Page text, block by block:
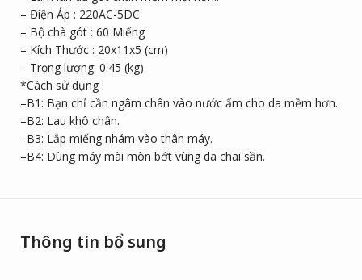
– Điện Áp : 220AC-5DC
– Bộ chà gót : 60 Miếng
– Kích Thước : 20x11x5 (cm)
– Trọng lượng: 0.45 (kg)
*Cách sử dụng :
–B1: Bạn chỉ cần ngâm chân vào nước ấm cho da mềm hơn.
–B2: Lau khô chân.
–B3: Lắp miếng nhám vào thân máy.
–B4: Dùng máy mài mòn bớt vùng da chai sần.
Thông tin bổ sung